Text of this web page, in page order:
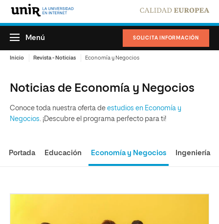
SOLICITA INFORMACIÓN
Menú
Inicio Revista - Noticias Economía y Negocios
Noticias de Economía y Negocios
Conoce toda nuestra oferta de estudios en Economía y
Negocios. ¡Descubre el programa perfecto para ti!
Portada Educación Economía y Negocios Ingeniería